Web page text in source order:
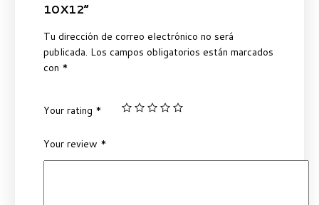
10X12”
Tu dirección de correo electrónico no será
publicada. Los campos obligatorios están marcados
con *
Your rating *
Your review *